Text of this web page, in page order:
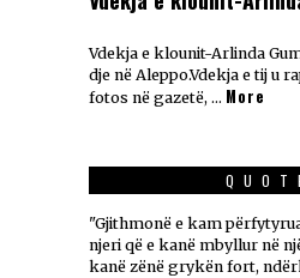
Vdekja e klounit-Arlinda
dje në Aleppo.Vdekja e tij u
fotos në gazetë, … More
"Gjithmonë e kam
njeri që e kanë mbyllur në
kanë zënë grykën fort,